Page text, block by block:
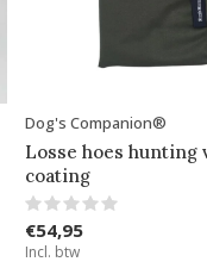
Dog's Companion®
Losse hoes hunting
coating
€54,95
Incl. btw